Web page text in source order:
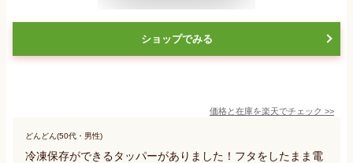
ショップでみる
価格と在庫を楽天でチェック >>
どんどん(50代・男性)
冷凍保存ができるタッパーがありました！フタをしたまま電